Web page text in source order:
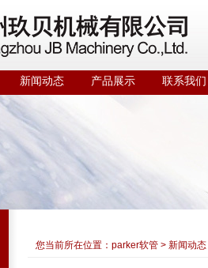
新闻动态 产品展示 联系我们
您当前所在位置： parker软管 > 新闻动态